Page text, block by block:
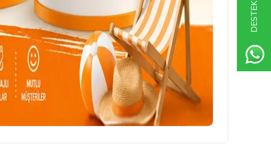
DESTEK